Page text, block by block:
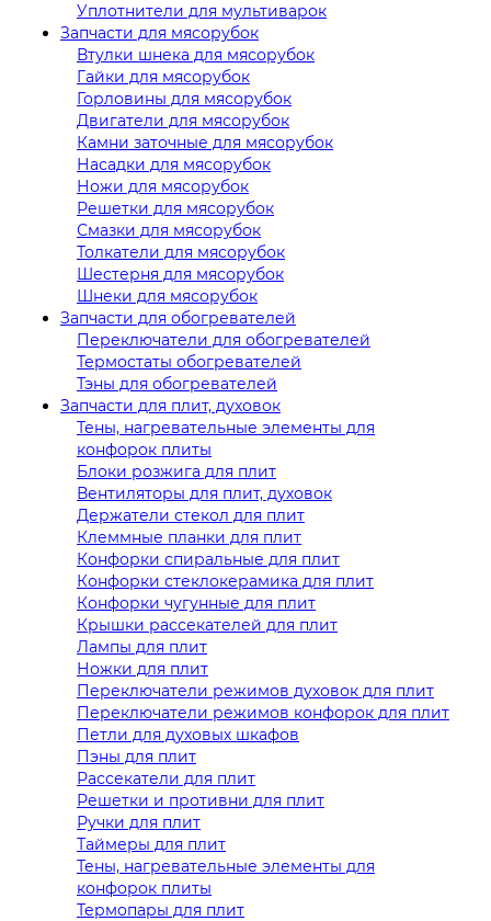
Уплотнители для мультиварок
Запчасти для мясорубок
Втулки шнека для мясорубок
Гайки для мясорубок
Горловины для мясорубок
Двигатели для мясорубок
Камни заточные для мясорубок
Насадки для мясорубок
Ножи для мясорубок
Решетки для мясорубок
Смазки для мясорубок
Толкатели для мясорубок
Шестерня для мясорубок
Шнеки для мясорубок
Запчасти для обогревателей
Переключатели для обогревателей
Термостаты обогревателей
Тэны для обогревателей
Запчасти для плит, духовок
Тены, нагревательные элементы для
конфорок плиты
Блоки розжига для плит
Вентиляторы для плит, духовок
Держатели стекол для плит
Клеммные планки для плит
Конфорки спиральные для плит
Конфорки стеклокерамика для плит
Конфорки чугунные для плит
Крышки рассекателей для плит
Лампы для плит
Ножки для плит
Переключатели режимов духовок для плит
Переключатели режимов конфорок для плит
Петли для духовых шкафов
Пэны для плит
Рассекатели для плит
Решетки и противни для плит
Ручки для плит
Таймеры для плит
Тены, нагревательные элементы для
конфорок плиты
Термопары для плит